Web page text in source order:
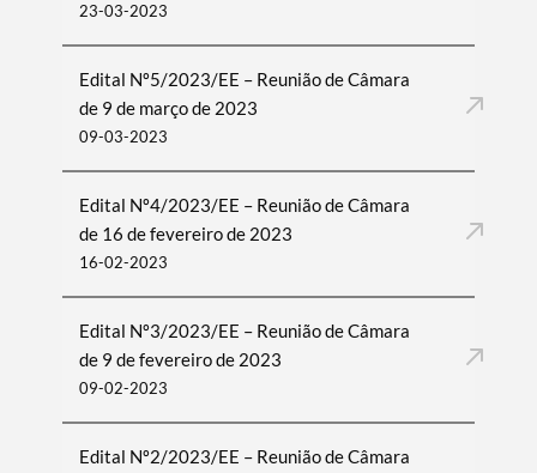
23-03-2023
Edital Nº5/2023/EE – Reunião de Câmara
de 9 de março de 2023
09-03-2023
Edital Nº4/2023/EE – Reunião de Câmara
de 16 de fevereiro de 2023
16-02-2023
Edital Nº3/2023/EE – Reunião de Câmara
de 9 de fevereiro de 2023
09-02-2023
Edital Nº2/2023/EE – Reunião de Câmara